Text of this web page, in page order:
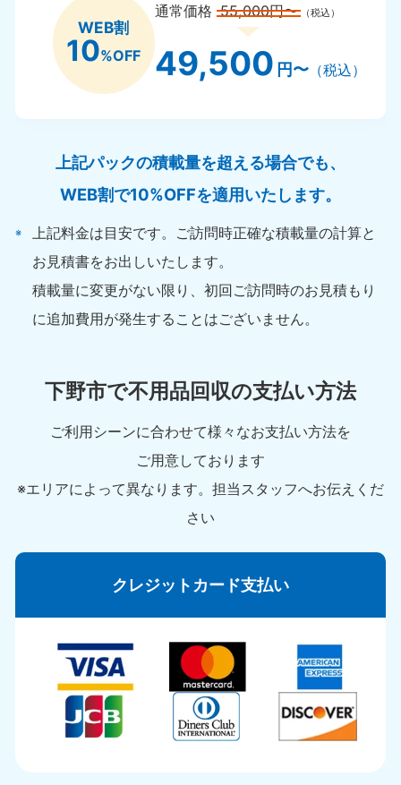
WEB割
10%OFF
通常価格55,000円〜 （税込）
49,500 円〜（税込）
上記パックの積載量を超える場合でも、
WEB割で10%OFFを適用いたします。
上記料金は目安です。ご訪問時正確な積載量の計算と
お見積書をお出しいたします。
積載量に変更がない限り、初回ご訪問時のお見積もり
に追加費用が発生することはございません。
下野市で不用品回収の支払い方法
ご利用シーンに合わせて様々なお支払い方法を
ご用意しております
※エリアによって異なります。担当スタッフへお伝えくだ
さい
クレジットカード支払い